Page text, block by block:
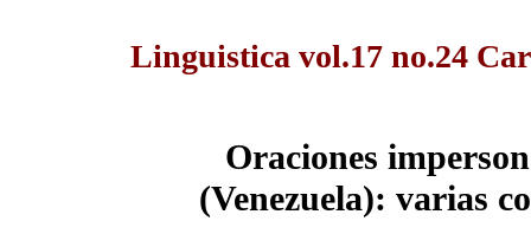
Linguistica vol.17 no.24
Oraciones
(Venezuela): varias